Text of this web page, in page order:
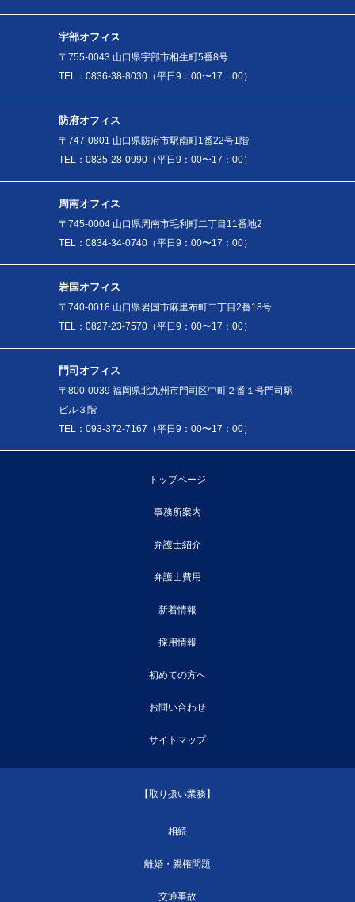
宇部オフィス
〒755-0043 山口県宇部市相生町5番8号
TEL：0836-38-8030（平日9：00〜17：00）
防府オフィス
〒747-0801 山口県防府市駅南町1番22号1階
TEL：0835-28-0990（平日9：00〜17：00）
周南オフィス
〒745-0004 山口県周南市毛利町二丁目11番地2
TEL：0834-34-0740（平日9：00〜17：00）
岩国オフィス
〒740-0018 山口県岩国市麻里布町二丁目2番18号
TEL：0827-23-7570（平日9：00〜17：00）
門司オフィス
〒800-0039 福岡県北九州市門司区中町２番１号門司駅
ビル３階
TEL：093-372-7167（平日9：00〜17：00）
トップページ
事務所案内
弁護士紹介
弁護士費用
新着情報
採用情報
初めての方へ
お問い合わせ
サイトマップ
【取り扱い業務】
相続
離婚・親権問題
交通事故